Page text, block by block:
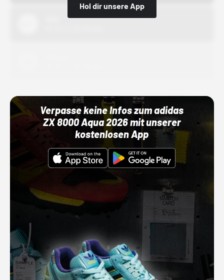
Hol dir unsere App
Verpasse keine Infos zum adidas
ZX 8000 Aqua 2026 mit unserer
kostenlosen App